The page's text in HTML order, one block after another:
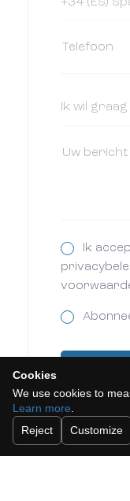
Ik
Cookies
We use cookies to
Learn more
Reject
Customize